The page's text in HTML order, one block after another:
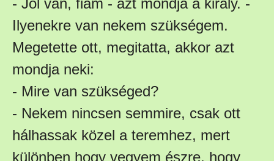
Ilyenekre van nekem szükségem.
Megetette ott, megitatta, akkor azt
mondja neki:
- Mire van szükséged?
- Nekem nincsen semmire, csak ott
hálhassak közel a teremhez, mert
különben hogy vegyem észre, hogy